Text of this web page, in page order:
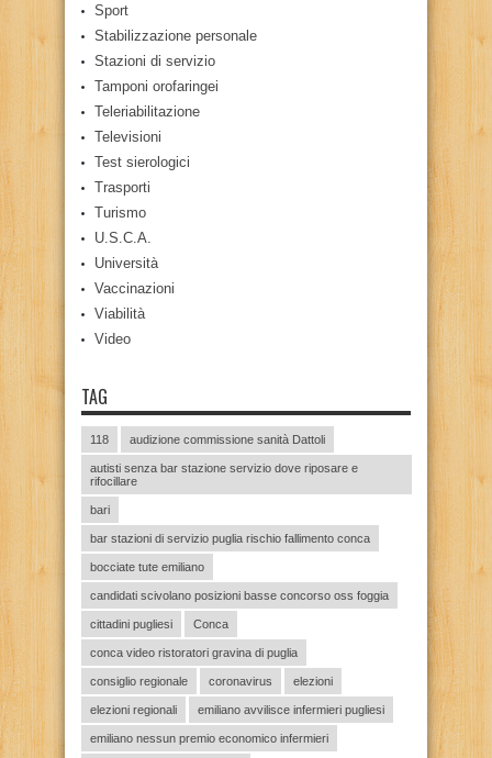
Sport
Stabilizzazione personale
Stazioni di servizio
Tamponi orofaringei
Teleriabilitazione
Televisioni
Test sierologici
Trasporti
Turismo
U.S.C.A.
Università
Vaccinazioni
Viabilità
Video
TAG
118 audizione commissione sanità Dattoli
autisti senza bar stazione servizio dove riposare e
rifocillare
bari
bar stazioni di servizio puglia rischio fallimento conca
bocciate tute emiliano
candidati scivolano posizioni basse concorso oss foggia
cittadini pugliesi Conca
conca video ristoratori gravina di puglia
consiglio regionale coronavirus elezioni
elezioni regionali emiliano avvilisce infermieri pugliesi
emiliano nessun premio economico infermieri